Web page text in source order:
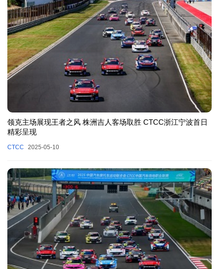
领克主场展现王者之风 株洲吉人客场取胜 CTCC浙江宁波首日
精彩呈现
CTCC 2025-05-10